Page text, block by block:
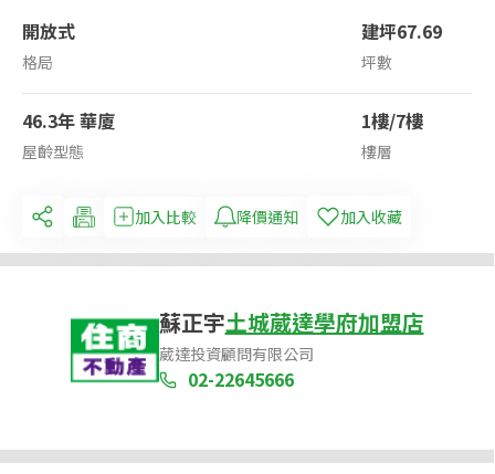
開放式
格局
建坪67.69
坪數
46.3年 華廈
屋齡型態
1樓/7樓
樓層
加入比較 降價通知 加入收藏
蘇正宇土城葳達學府加盟店
葳達投資顧問有限公司
02-22645666